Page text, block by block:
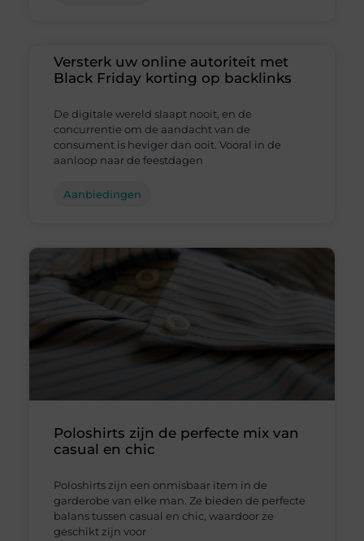
Versterk uw online autoriteit met
Black Friday korting op backlinks
De digitale wereld slaapt nooit, en de
concurrentie om de aandacht van de
consument is heviger dan ooit. Vooral in de
aanloop naar de feestdagen
Aanbiedingen
Poloshirts zijn de perfecte mix van
casual en chic
Poloshirts zijn een onmisbaar item in de
garderobe van elke man. Ze bieden de perfecte
balans tussen casual en chic, waardoor ze
geschikt zijn voor